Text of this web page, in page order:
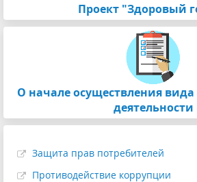
Проект "Здоровый
О начале осуществления
деятельности
Защита прав потребителей
Противодействие коррупции